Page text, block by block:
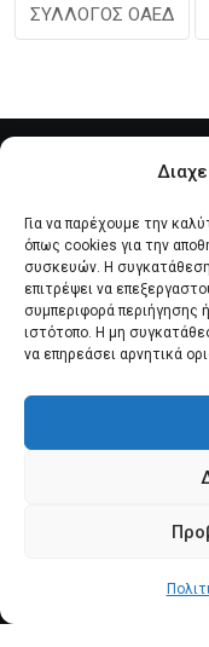
Για να παρέχουμε την
όπως cookies για την
συσκευών. Η συγκατάθεση
επιτρέψει να
συμπεριφορά περιήγησης
ιστότοπο. Η μη
να επηρεάσει αρνητικά
ΣΥΛΛΟΓΟΣ ΟΑΕΔ
Αρχική Νέα
©